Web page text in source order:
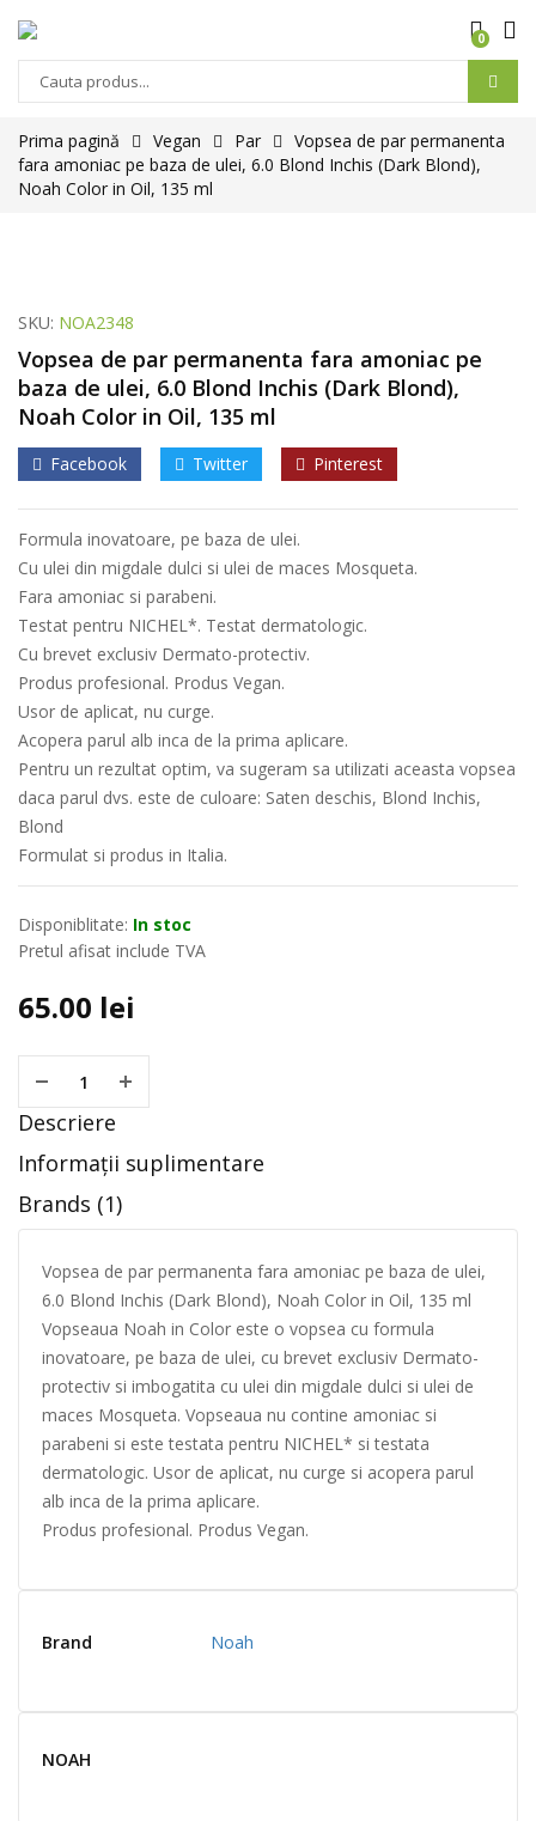
0
Prima pagină Vegan Par
Vopsea de par permanenta
fara amoniac pe baza de ulei, 6.0 Blond Inchis (Dark Blond),
Noah Color in Oil, 135 ml
SKU: NOA2348
Vopsea de par permanenta fara amoniac pe
baza de ulei, 6.0 Blond Inchis (Dark Blond),
Noah Color in Oil, 135 ml
Facebook Twitter Pinterest
Formula inovatoare, pe baza de ulei.
Cu ulei din migdale dulci si ulei de maces Mosqueta.
Fara amoniac si parabeni.
Testat pentru NICHEL*. Testat dermatologic.
Cu brevet exclusiv Dermato-protectiv.
Produs profesional. Produs Vegan.
Usor de aplicat, nu curge.
Acopera parul alb inca de la prima aplicare.
Pentru un rezultat optim, va sugeram sa utilizati aceasta vopsea
daca parul dvs. este de culoare: Saten deschis, Blond Inchis,
Blond
Formulat si produs in Italia.
Disponiblitate: In stoc
Pretul afisat include TVA
65.00 lei
Descriere
Informații suplimentare
Brands (1)
Vopsea de par permanenta fara amoniac pe baza de ulei,
6.0 Blond Inchis (Dark Blond), Noah Color in Oil, 135 ml
Vopseaua Noah in Color este o vopsea cu formula
inovatoare, pe baza de ulei, cu brevet exclusiv Dermato-
protectiv si imbogatita cu ulei din migdale dulci si ulei de
maces Mosqueta. Vopseaua nu contine amoniac si
parabeni si este testata pentru NICHEL* si testata
dermatologic. Usor de aplicat, nu curge si acopera parul
alb inca de la prima aplicare.
Produs profesional. Produs Vegan.
Brand Noah
NOAH